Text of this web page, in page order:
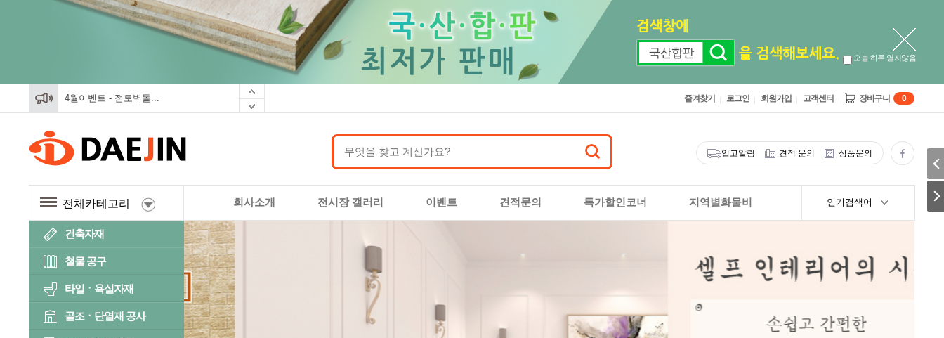
오늘 하루 열지않음
4월이벤트 - 점토벽돌... 즐겨찾기 로그인 회원가입 고객센터 장바구니 0
입고알림 견적 문의 상품문의
전체카테고리 회사소개 전시장 갤러리 이벤트 견적문의 특가할인코너 지역별화물비 인기검색어
건축자재
철물 공구
타일ㆍ욕실자재
골조ㆍ단열재 공사